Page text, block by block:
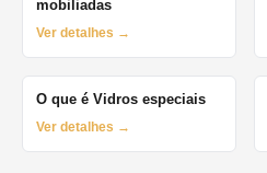
mobiliadas
Ver detalhes →
O que é Vidros especiais
Ver detalhes →